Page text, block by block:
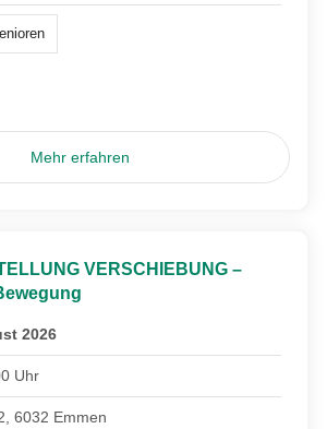
Mehr erfahren
VERSCHIEBUNG –
2026
Uhr
6032 Emmen